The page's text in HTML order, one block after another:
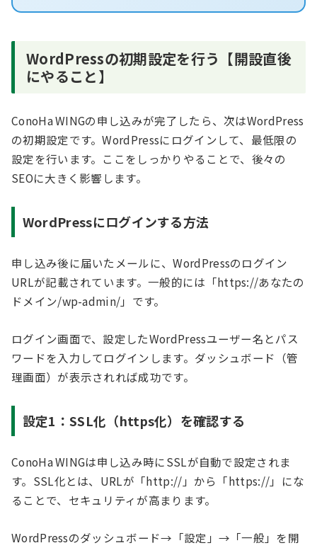
WordPressの初期設定を行う【開設直後
にやること】
ConoHa WINGの申し込みが完了したら、次はWordPress
の初期設定です。WordPressにログインして、最低限の
設定を行います。ここをしっかりやることで、後々の
SEOに大きく影響します。
WordPressにログインする方法
申し込み後に届いたメールに、WordPressのログイン
URLが記載されています。一般的には「https://あなたの
ドメイン/wp-admin/」です。
ログイン画面で、設定したWordPressユーザー名とパス
ワードを入力してログインします。ダッシュボード（管
理画面）が表示されれば成功です。
設定1：SSL化（https化）を確認する
ConoHa WINGは申し込み時にSSLが自動で設定されま
す。SSL化とは、URLが「http://」から「https://」にな
ることで、セキュリティが高まります。
WordPressのダッシュボード→「設定」→「一般」を開